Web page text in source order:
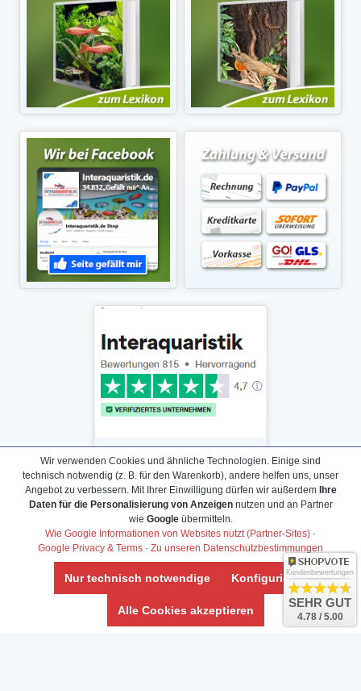
Daten­schutz­erklärung
Widerrufs­recht /Widerrufs­formular
AGB & Info
Impressum
Umwelt und Entsorgung
Vertrag widerrufen
Wir verwenden Cookies und ähnliche Technologien. Einige sind
technisch notwendig (z. B. für den Warenkorb), andere helfen uns, unser
Angebot zu verbessern. Mit Ihrer Einwilligung dürfen wir außerdem Ihre
Daten für die Personalisierung von Anzeigennutzen und an Partner
wie Googleübermitteln.
Wie Google Informationen von Websites nutzt (Partner-Sites) ·
Google Privacy & Terms · Zu unseren Datenschutzbestimmungen
Nur technisch notwendige Konfigurieren
Alle Cookies akzeptieren
Kundenbewertungen
SEHR GUT
4.78 / 5.00